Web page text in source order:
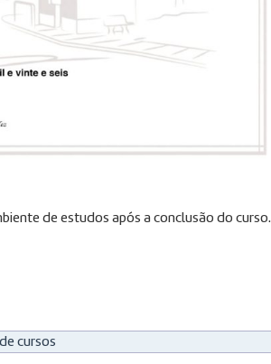
de estudos após a conclusão do curso.
cursos